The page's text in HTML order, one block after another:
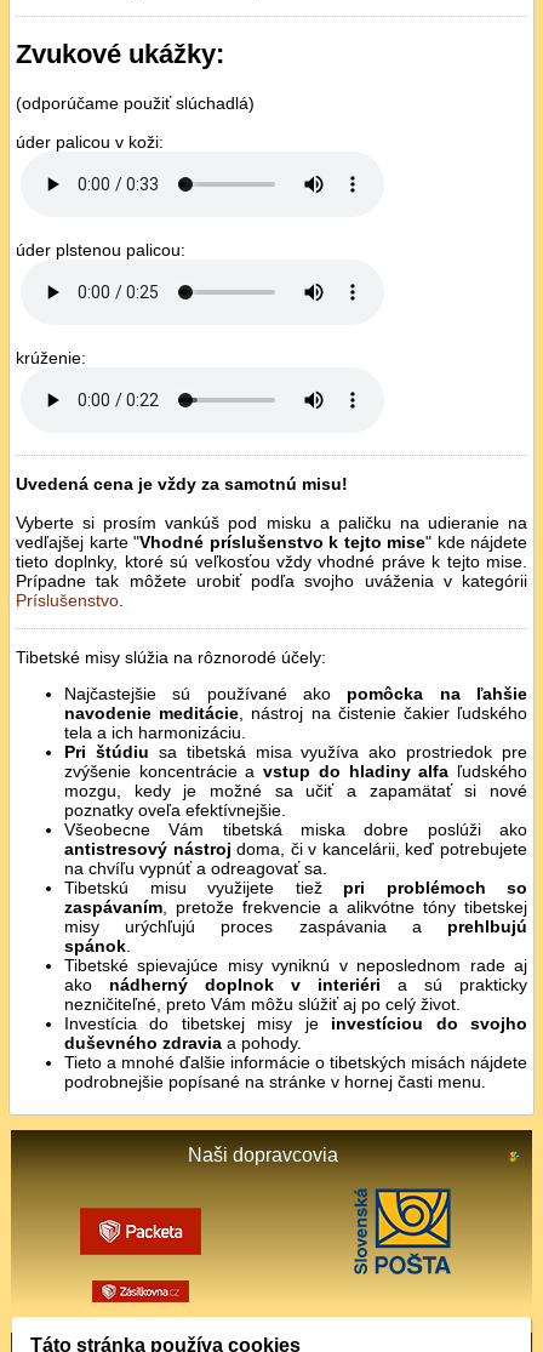
Naši dopravcovia
Zvukové ukážky:
(odporúčame použiť slúchadlá)
úder palicou v koži:
úder plstenou palicou:
krúženie:
Uvedená cena je vždy za samotnú misu!
Vyberte si prosím vankúš pod misku a paličku na udieranie na
vedľajšej karte "Vhodné príslušenstvo k tejto mise" kde nájdete
tieto doplnky, ktoré sú veľkosťou vždy vhodné práve k tejto mise.
Prípadne tak môžete urobiť podľa svojho uváženia v kategórii
Príslušenstvo
Tibetské misy slúžia na rôznorodé účely:
Najčastejšie sú používané ako pomôcka na ľahšie
navodenie meditácie , nástroj na čistenie čakier ľudského
tela a ich harmonizáciu.
Pri štúdiu sa tibetská misa využíva ako prostriedok pre
zvýšenie koncentrácie avstup do hladiny alfa ľudského
mozgu, kedy je možné sa učiť a zapamätať si nové
poznatky oveľa efektívnejšie.
Všeobecne Vám tibetská miska dobre poslúži ako
antistresový nástroj doma, či v kancelárii, keď potrebujete
na chvíľu vypnúť a odreagovať sa.
Tibetskú misu využijete tiež pri problémoch so
zaspávaním , pretože frekvencie a alikvótne tóny tibetskej
misy urýchľujú proces zaspávania a prehlbujú
spánok
Tibetské spievajúce misy vyniknú v neposlednom rade aj
ako nádherný doplnok v interiéri a sú prakticky
nezničiteľné, preto Vám môžu slúžiť aj po celý život.
Investícia do tibetskej misy je investíciou do svojho
duševného zdravia a pohody.
Tieto a mnohé ďalšie informácie o tibetských misách nájdete
podrobnejšie popísané na stránke v hornej časti menu.
Táto stránka používa cookies